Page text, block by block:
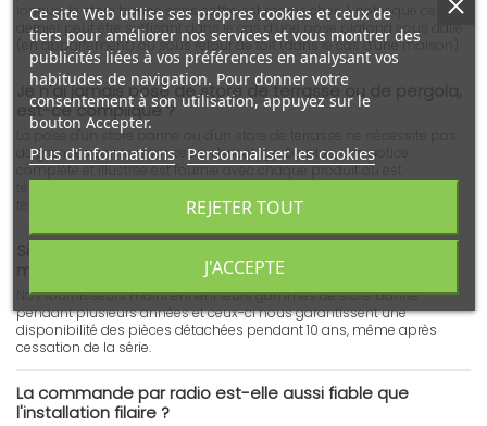
longue; le store banne sans coffre est moins cher. A noter que ce
dernier peut être suffisant dans le cas d’une pose plafond sous dalle
(en appartement) ou sous retour de toit (dans le cas d’une maison).
Je n'ai jamais posé de store de terrasse ou de pergola,
est-ce compliqué ?
La pose d'un store banne ou d'un store de terrasse ne nécessite pas
de grandes connaissances en bricolage. De plus, une notice
complète et illustrée est fournie avec chaque produit ou est
mesure de me la fournir ?
Nos fournisseurs maintiennent leurs gammes de store banne
pendant plusieurs années et ceux-ci nous garantissent une
disponibilité des pièces détachées pendant 10 ans, même après
cessation de la série.
La commande par radio est-elle aussi fiable que
l'installation filaire ?
Ce site Web utilise ses propres cookies et ceux de
tiers pour améliorer nos services et vous montrer des
publicités liées à vos préférences en analysant vos
habitudes de navigation. Pour donner votre
consentement à son utilisation, appuyez sur le
bouton Accepter.
Plus d'informations Personnaliser les cookies
REJETER TOUT
J'ACCEPTE